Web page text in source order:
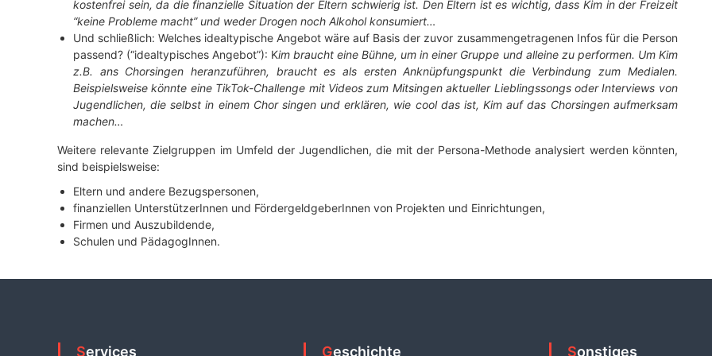
kostenfrei sein, da die finanzielle Situation der Eltern schwierig ist. Den Eltern ist es wichtig, dass Kim in der Freizeit
“keine Probleme macht” und weder Drogen noch Alkohol konsumiert…
Und schließlich: Welches idealtypische Angebot wäre auf Basis der zuvor zusammengetragenen Infos für die Person
passend? (“idealtypisches Angebot”): Kim braucht eine Bühne, um in einer Gruppe und alleine zu performen. Um Kim
z.B. ans Chorsingen heranzuführen, braucht es als ersten Anknüpfungspunkt die Verbindung zum Medialen.
Beispielsweise könnte eine TikTok-Challenge mit Videos zum Mitsingen aktueller Lieblingssongs oder Interviews von
Jugendlichen, die selbst in einem Chor singen und erklären, wie cool das ist, Kim auf das Chorsingen aufmerksam
machen…
Weitere relevante Zielgruppen im Umfeld der Jugendlichen, die mit der Persona-Methode analysiert werden könnten,
sind beispielsweise:
Eltern und andere Bezugspersonen,
finanziellen UnterstützerInnen und FördergeldgeberInnen von Projekten und Einrichtungen,
Firmen und Auszubildende,
Schulen und PädagogInnen.
Services Geschichte Sonstiges